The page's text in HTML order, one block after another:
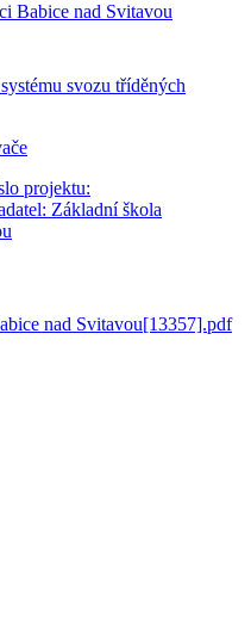
Babice nad Svitavou
svozu tříděných
projektu:
Základní škola
nad Svitavou[13357].pdf